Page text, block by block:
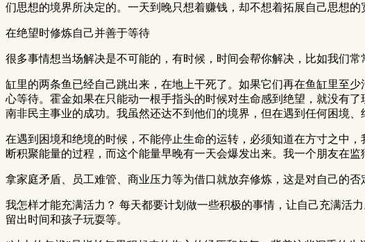
们思想的境界所决定的。一天到晚只想着赚钱，却不想着拓展自己思想的
在绝望时修炼自己并善于等待
很多事情想当场解决是不可能的，有时候，时间会帮你解决，比如我们
缸里的两条鱼已经自己跳出来，在地上干死了。如果它们再在鱼缸里至
心等待。霍金如果在只能动一根手指头的时候对生命感到绝望，就没有
南非民主事业的成功。我虽然还达不到他们的境界，但在遇到任何困境
在遇到困境和绝境的时候，不能停止生命的运转，必须知道在方寸之中
断积聚能量的过程，而这个能量早晚有一天会爆发出来。我一个朋友在
拿家庭矛盾、员工难管、商业压力等为借口就放弃修炼，这是对自己的
我怎样才能充满活力？ 每天都要计划做一些积极的事情，让自己充满活
留出时间和孩子玩耍等。